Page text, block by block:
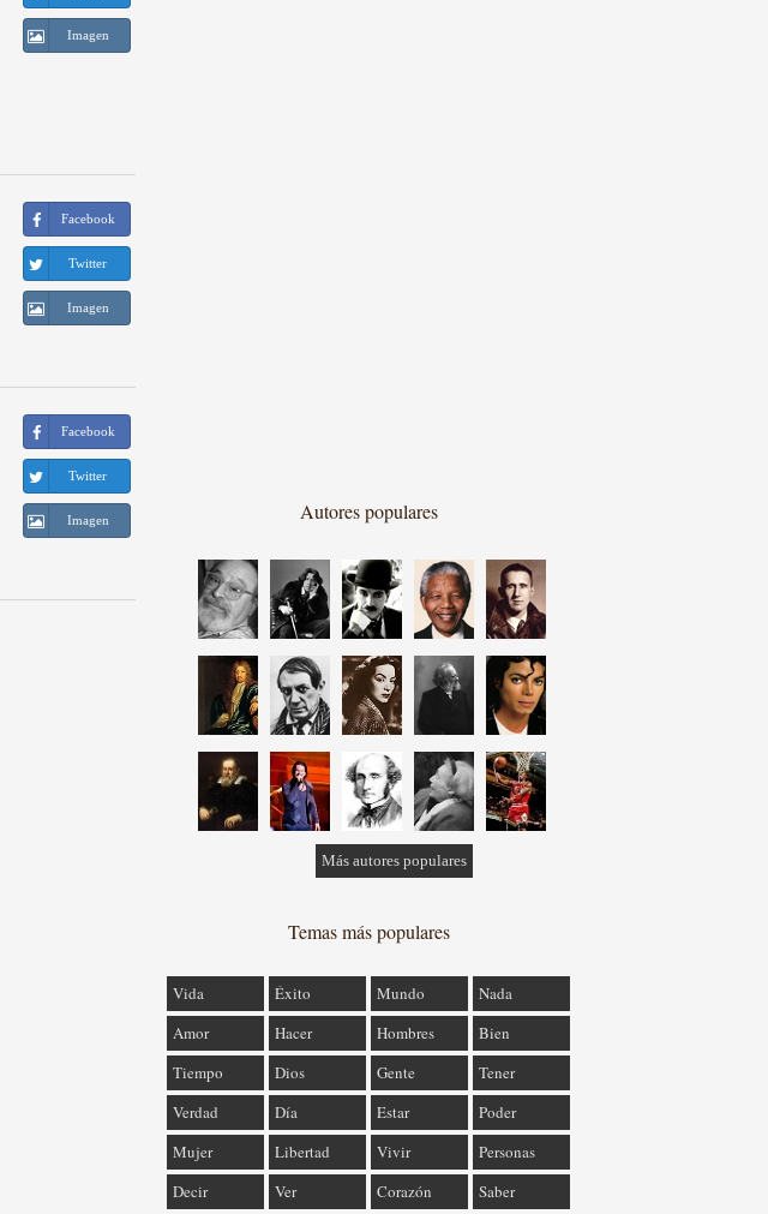
Imagen
Facebook
Twitter
Imagen
Facebook
Twitter
Imagen Autores populares
Más autores populares
Temas más populares
Vida Éxito Mundo
Nada
Amor
Hacer Hombres
Bien
Tiempo
Dios Gente
Tener
Verdad
Día Estar
Poder
Mujer
Libertad Vivir
Personas
Decir
Ver Corazón Saber